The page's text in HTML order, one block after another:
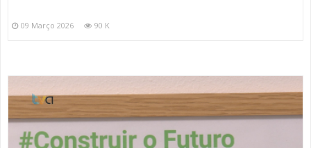
09 Março 2026 90 K